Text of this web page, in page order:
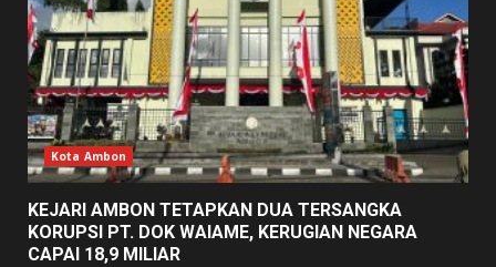
Kota Ambon
KEJARI AMBON TETAPKAN DUA TERSANGKA
KORUPSI PT. DOK WAIAME, KERUGIAN NEGARA
CAPAI 18,9 MILIAR